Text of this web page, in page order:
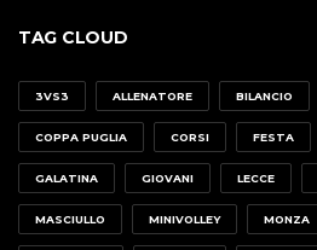
TAG CLOUD
3VS3 ALLENATORE BILANCIO
COPPA PUGLIA CORSI FESTA
GALATINA GIOVANI LECCE
MASCIULLO MINIVOLLEY MONZA